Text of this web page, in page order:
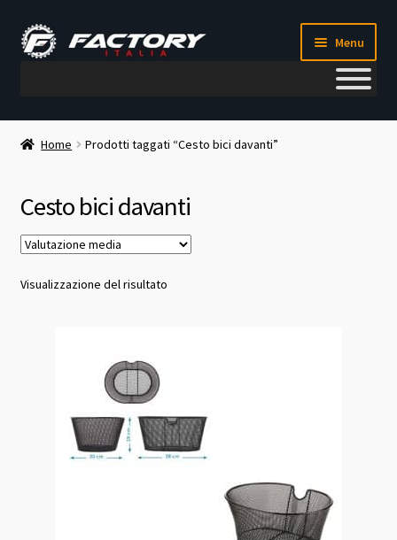
Vai
alla
Vai
al
Menu
Il mio account
Chi siamo
Home Prodotti taggati “Cesto bici davanti”
Cesto bici davanti
Visualizzazione del risultato